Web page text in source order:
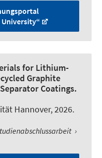
University“
for Lithium-
Graphite
Coatings.
Hannover, 2026.
›